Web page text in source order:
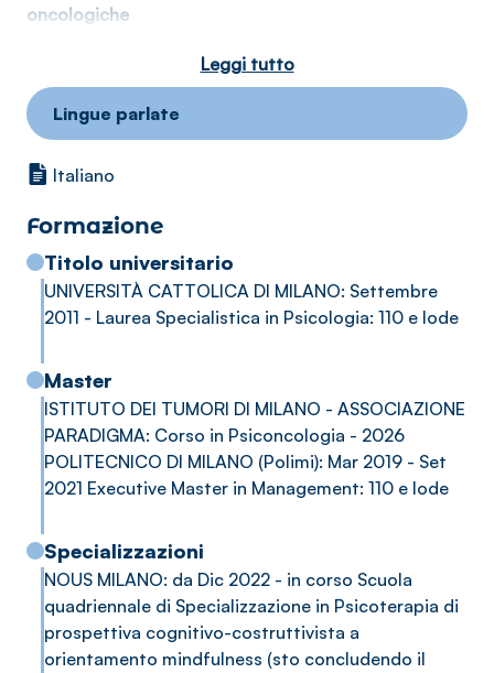
oncologiche
- Trauma
- Violenza di genere/ maltrattamenti in famiglia
- Autostima, blocchi emotivi, autosabotaggio
- Relazioni difficili, dipendenze affettive
Ogni percorso che propongo è personalizzato, co-
costruito con la persona in base alle sue specificità e
caratteristiche.
Sono terapeuta riconosciuta EMDR liv 1 e 2.
Ho lavorato per anni in un centro contro la violenza di
genere e faccio parte dell'équipe di Psicologia
Ospedaliera e Psiconcologia dell'ospedale Sant'Anna
di Como.
Leggi tutto
Lingue parlate
Italiano
Formazione
Titolo universitario
UNIVERSITÀ CATTOLICA DI MILANO: Settembre
2011 - Laurea Specialistica in Psicologia: 110 e lode
Master
ISTITUTO DEI TUMORI DI MILANO - ASSOCIAZIONE
PARADIGMA: Corso in Psiconcologia - 2026
POLITECNICO DI MILANO (Polimi): Mar 2019 - Set
2021 Executive Master in Management: 110 e lode
Specializzazioni
NOUS MILANO: da Dic 2022 - in corso Scuola
quadriennale di Specializzazione in Psicoterapia di
prospettiva cognitivo-costruttivista a
orientamento mindfulness (sto concludendo il